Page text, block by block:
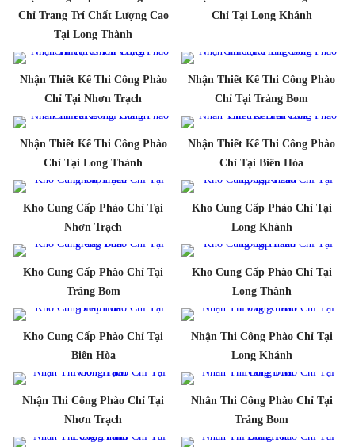
Chỉ Trang Trí Chất Lượng Cao
Tại Long Thành
Chỉ Tại Long Khánh
Nhận Thiết Kế Thi Công Phào
Chỉ Tại Nhơn Trạch
Nhận Thiết Kế Thi Công Phào
Chỉ Tại Trảng Bom
Nhận Thiết Kế Thi Công Phào
Chỉ Tại Long Thành
Nhận Thiết Kế Thi Công Phào
Chỉ Tại Biên Hòa
Kho Cung Cấp Phào Chỉ Tại
Nhơn Trạch
Kho Cung Cấp Phào Chỉ Tại
Long Khánh
Kho Cung Cấp Phào Chỉ Tại
Trảng Bom
Kho Cung Cấp Phào Chỉ Tại
Long Thành
Kho Cung Cấp Phào Chỉ Tại
Biên Hòa
Nhận Thi Công Phào Chỉ Tại
Long Khánh
Nhận Thi Công Phào Chỉ Tại
Nhơn Trạch
Nhân Thi Công Phào Chỉ Tại
Trảng Bom